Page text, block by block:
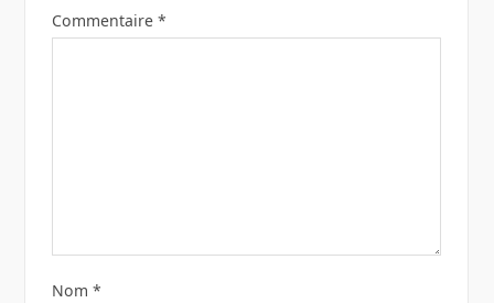
Commentaire *
Nom *